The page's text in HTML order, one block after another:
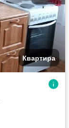
Квартира